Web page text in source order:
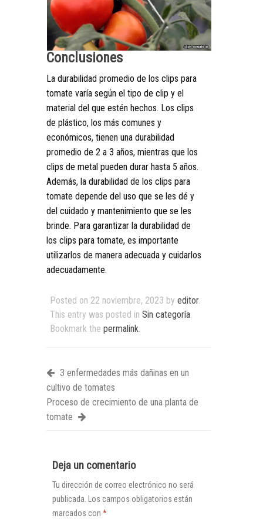
Conclusiones
La durabilidad promedio de los clips para
tomate varía según el tipo de clip y el
material del que estén hechos. Los clips
de plástico, los más comunes y
económicos, tienen una durabilidad
promedio de 2 a 3 años, mientras que los
clips de metal pueden durar hasta 5 años.
Además, la durabilidad de los clips para
tomate depende del uso que se les dé y
del cuidado y mantenimiento que se les
brinde. Para garantizar la durabilidad de
los clips para tomate, es importante
utilizarlos de manera adecuada y cuidarlos
adecuadamente.
Posted on 22 noviembre, 2023 by editor.
This entry was posted in Sin categoría.
Bookmark the permalink.
3 enfermedades más dañinas en un
cultivo de tomates
Proceso de crecimiento de una planta de
tomate
Deja un comentario
Tu dirección de correo electrónico no será
publicada. Los campos obligatorios están
marcados con *